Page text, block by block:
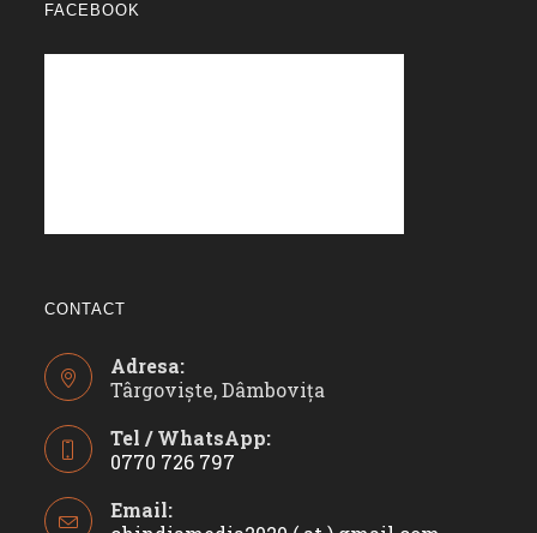
FACEBOOK
CONTACT
Adresa:
Târgoviște, Dâmbovița
Tel / WhatsApp:
0770 726 797
in
Email: